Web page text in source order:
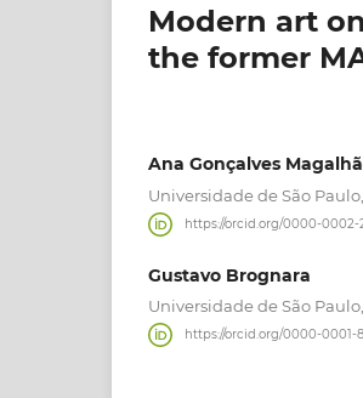
Modern art
the former
Ana Gonçalves
Universidade de São
https://orcid.org/0000-
Gustavo Brognara
Universidade de São
https://orcid.org/0000-